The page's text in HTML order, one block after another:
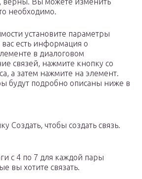
необходимо.
установите параметры
вас есть информация о
в диалоговом
связей, нажмите кнопку со
а затем нажмите на элемент.
будут подробно описаны ниже в
Создать, чтобы создать связь.
с 4 по 7 для каждой пары
вы хотите связать.